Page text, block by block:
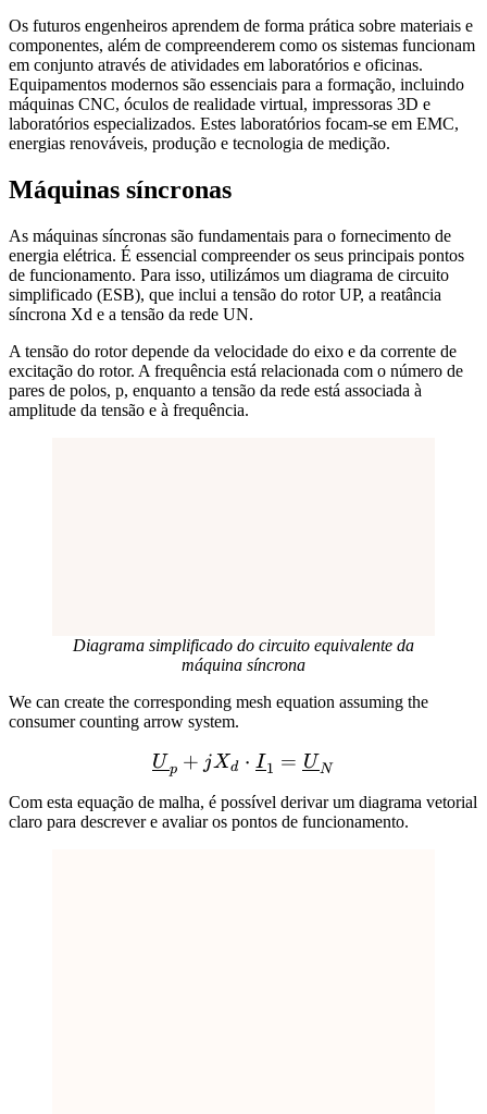
Os futuros engenheiros aprendem de forma prática sobre materiais e
componentes, além de compreenderem como os sistemas funcionam
em conjunto através de atividades em laboratórios e oficinas.
Equipamentos modernos são essenciais para a formação, incluindo
máquinas CNC, óculos de realidade virtual, impressoras 3D e
laboratórios especializados. Estes laboratórios focam-se em EMC,
energias renováveis, produção e tecnologia de medição.
Máquinas síncronas
As máquinas síncronas são fundamentais para o fornecimento de
energia elétrica. É essencial compreender os seus principais pontos
de funcionamento. Para isso, utilizámos um diagrama de circuito
simplificado (ESB), que inclui a tensão do rotor UP, a reatância
síncrona Xd e a tensão da rede UN.
A tensão do rotor depende da velocidade do eixo e da corrente de
excitação do rotor. A frequência está relacionada com o número de
pares de polos, p, enquanto a tensão da rede está associada à
amplitude da tensão e à frequência.
Diagrama simplificado do circuito equivalente da
máquina síncrona
We can create the corresponding mesh equation assuming the
consumer counting arrow system.
\underline{U}_p + jX_d
U p + jXd ⋅ I1 = UN
Com esta equação de malha, é possível derivar um diagrama vetorial
claro para descrever e avaliar os pontos de funcionamento.